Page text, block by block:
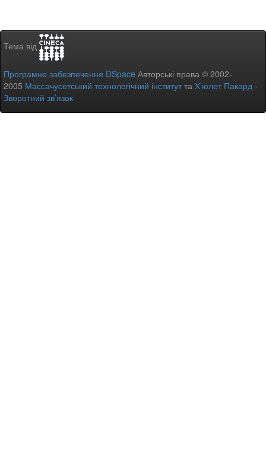
Тема від
Програмне забезпечення DSpace Авторські права © 2002-
2005 Массачусетський технологічний інститутта Х’юлет Пакард -
Зворотний зв’язок